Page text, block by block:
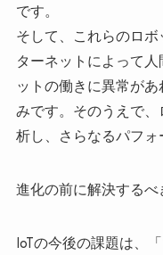
です。
そして、これらのロ
ターネットによって
ットの働きに異常が
みです。そのうえで
析し、さらなるパフォ
進化の前に解決するべ
IoTの今後の課題は、